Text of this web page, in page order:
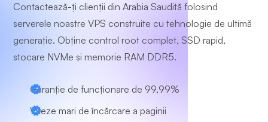
Contactează-ți clienții din Arabia Saudită folosind
serverele noastre VPS construite cu tehnologie de ultimă
generație. Obține control root complet, SSD rapid,
stocare NVMe și memorie RAM DDR5.
Garanție de funcționare de 99,99%
Viteze mari de încărcare a paginii